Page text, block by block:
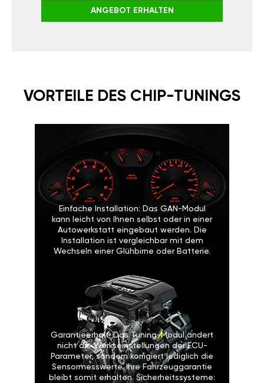
ANGEBOT ERHALTEN
VORTEILE DES CHIP-TUNINGS
Einfache Installation: Das GAN-Modul
kann leicht von Ihnen selbst oder in einer
Autowerkstatt eingebaut werden. Die
Installation ist vergleichbar mit dem
Wechseln einer Glühbirne oder Batterie.
Garantieerhalt: Das Tuning-Modul ändert
nicht die Werkseinstellungen der ECU-
Parameter, sondern korrigiert lediglich die
Sensormesswerte. Ihre Fahrzeuggarantie
bleibt somit erhalten. Sicherheitssysteme: